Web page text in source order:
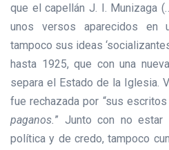
que el capellán J. I. Munizaga
unos versos aparecidos en
tampoco sus ideas
hasta 1925, que con una
separa el Estado de la Iglesia.
fue rechazada por “sus
paganos.” Junto con no estar
política y de credo, tampoco